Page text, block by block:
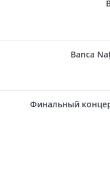
Banca
Финальный